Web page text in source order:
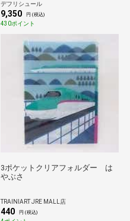
デフリシュール
9,350 円 (税込)
430ポイント
3ポケットクリアフォルダー は
やぶさ
TRAINIART JRE MALL店
440 円 (税込)